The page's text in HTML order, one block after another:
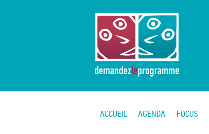
ACCUEIL AGENDA FOCUS